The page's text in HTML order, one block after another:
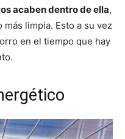
acaben dentro de ella,
limpia. Esto a su vez
en el tiempo que hay